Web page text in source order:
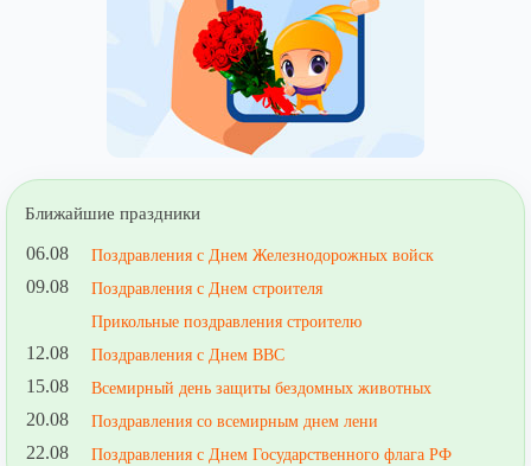
Ближайшие праздники
06.08 Поздравления с Днем Железнодорожных войск
09.08
Поздравления с Днем строителя
Прикольные поздравления строителю
12.08 Поздравления с Днем ВВС
15.08 Всемирный день защиты бездомных животных
20.08 Поздравления со всемирным днем лени
22.08 Поздравления с Днем Государственного флага РФ